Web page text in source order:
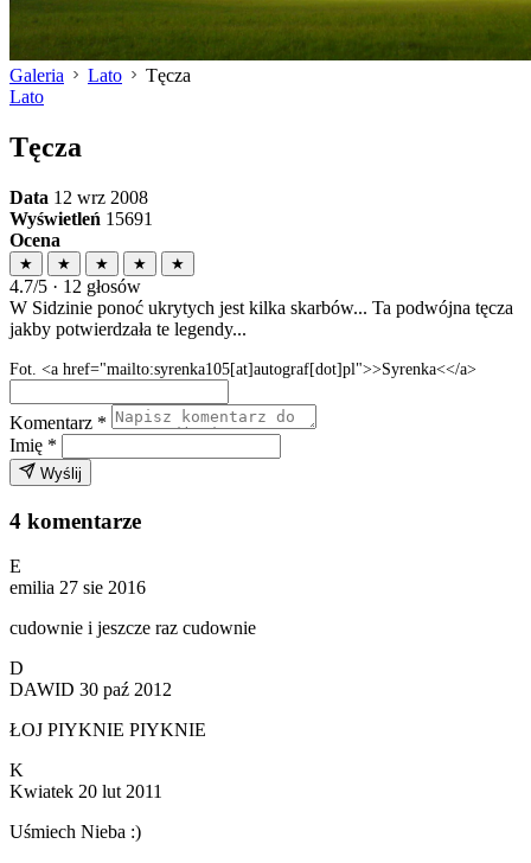
Galeria Lato
Tęcza
Lato
Tęcza
Data 12 wrz 2008
Wyświetleń 15691
Ocena
★ ★ ★ ★ ★
4.7/5 · 12 głosów
W Sidzinie ponoć ukrytych jest kilka skarbów... Ta podwójna tęcza
jakby potwierdzała te legendy...
Fot. <a href="mailto:syrenka105[at]autograf[dot]pl">>Syrenka<</a>
Komentarz *
Imię *
Wyślij
4 komentarze
E
emilia 27 sie 2016
cudownie i jeszcze raz cudownie
D
DAWID 30 paź 2012
ŁOJ PIYKNIE PIYKNIE
K
Kwiatek 20 lut 2011
Uśmiech Nieba :)